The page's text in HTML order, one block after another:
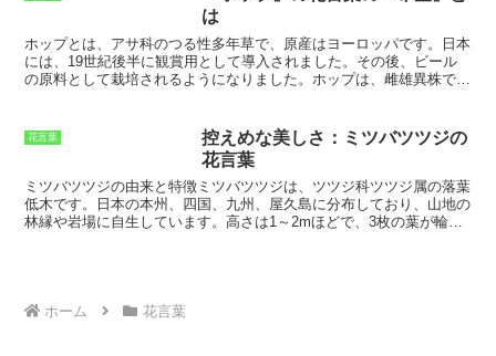
は本州の北陸地方以南と四国、九州に分
布しています。ミヤコツクシは本州の関
東地方以西と四国、九州に分布していま
す。つくしは、早春に地上に姿を現し、
春には胞子嚢穂を伸ばします。胞子嚢穂
たり、風に運ばれたりして、新しい場所
に生息地を広げます。
は
ホップとは 、アサ科のつる性多年草で、原産はヨーロッパです。日本
には、19世紀後半に観賞用として導入されました。その後、ビール
の原料として栽培されるようになりました。ホップは、雌雄異株で、
われます。他にもホップは、漢方薬として使われることもあります。
ホップの主な成分は、ルプリンという樹脂です。ルプリンには、鎮静
作用、食欲増進作用、抗菌作用などがあると言われています。ホップ
は、ビールの原料としてだけでなく、漢方薬としても利用されている
有用な植物です。
花言葉
控えめな美しさ：ミツバツツジの
花言葉
ミツバツツジの由来と特徴 ミツバツツジは、ツツジ科ツツジ属の落葉
低木です。日本の本州、四国、九州、屋久島に分布しており、山地の
林縁や岩場に自生しています。高さは1～2mほどで、3枚の葉が輪生
ら、俳句の季語にもなっています。
ホーム 花言葉